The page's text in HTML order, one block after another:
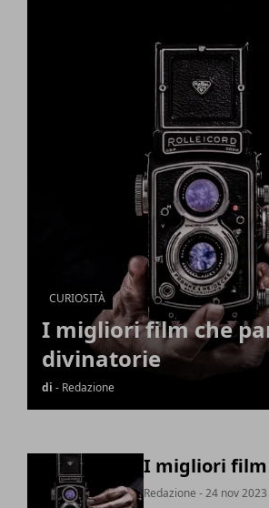
CURIOSITÀ
I migliori film che
divinatorie
di - Redazione
I migliori film
Redazione - 24 nov 2023